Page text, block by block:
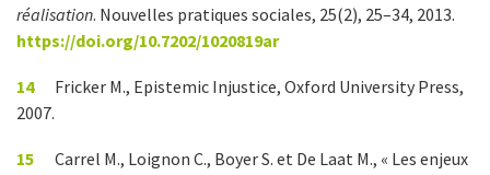
réalisation. Nouvelles pratiques sociales, 25(2), 25–34, 2013.
https://doi.org/10.7202/1020819ar
14
Fricker M., Epistemic Injustice, Oxford University Press,
2007.
15
Carrel M., Loignon C., Boyer S. et De Laat M., « Les enjeux